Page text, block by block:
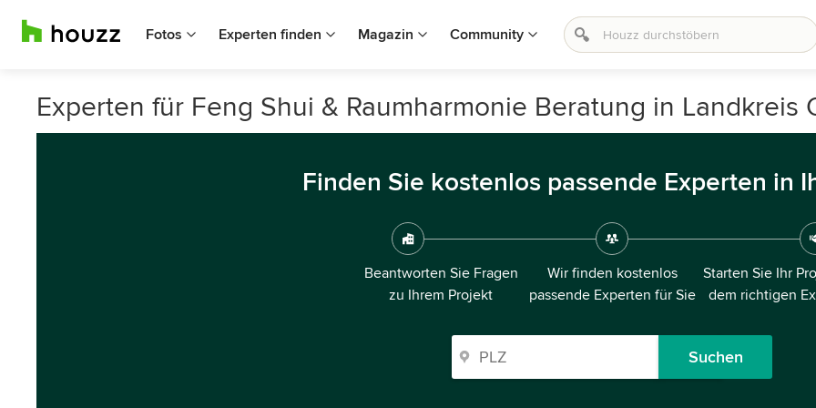
Fotos Experten finden Magazin Community
Experten für Feng Shui & Raumharmonie Beratung in Landkreis
Finden Sie kostenlos passende Experten in
Beantworten Sie Fragen
zu Ihrem Projekt
Wir finden kostenlos
passende Experten für Sie
Starten Sie Ihr
dem richtigen
Suchen